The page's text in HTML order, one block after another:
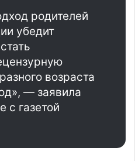
родителей
убедит
возраста
— заявила
с газетой